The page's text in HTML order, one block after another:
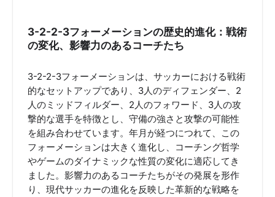
3-2-2-3フォーメーションの歴史的進化：戦術
の変化、影響力のあるコーチたち
3-2-2-3フォーメーションは、サッカーにおける戦術
的なセットアップであり、3人のディフェンダー、2
人のミッドフィルダー、2人のフォワード、3人の攻
撃的な選手を特徴とし、守備の強さと攻撃の可能性
を組み合わせています。年月が経つにつれて、この
フォーメーションは大きく進化し、コーチング哲学
やゲームのダイナミックな性質の変化に適応してき
ました。影響力のあるコーチたちがその発展を形作
り、現代サッカーの進化を反映した革新的な戦略を